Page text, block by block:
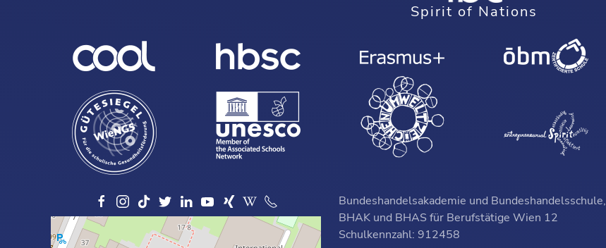
Spirit of Nations
Bundeshandelsakademie und Bundeshandelsschule,
BHAK und BHAS für Berufstätige Wien 12
Schulkennzahl: 912458